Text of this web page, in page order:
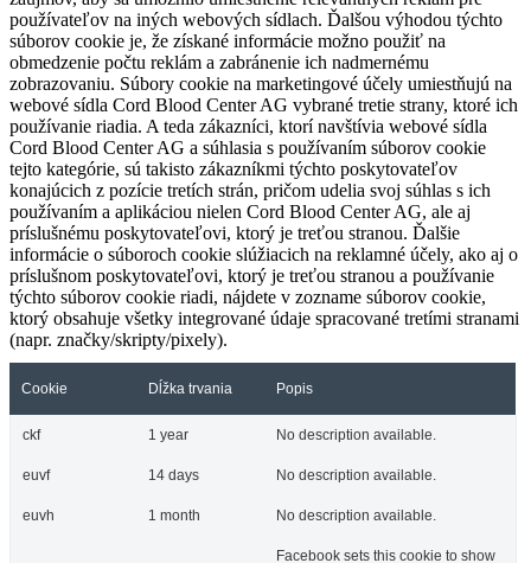
používateľov na iných webových sídlach. Ďalšou výhodou týchto
súborov cookie je, že získané informácie možno použiť na
obmedzenie počtu reklám a zabránenie ich nadmernému
zobrazovaniu. Súbory cookie na marketingové účely umiestňujú na
webové sídla Cord Blood Center AG vybrané tretie strany, ktoré ich
používanie riadia. A teda zákazníci, ktorí navštívia webové sídla
Cord Blood Center AG a súhlasia s používaním súborov cookie
tejto kategórie, sú takisto zákazníkmi týchto poskytovateľov
konajúcich z pozície tretích strán, pričom udelia svoj súhlas s ich
používaním a aplikáciou nielen Cord Blood Center AG, ale aj
príslušnému poskytovateľovi, ktorý je treťou stranou. Ďalšie
informácie o súboroch cookie slúžiacich na reklamné účely, ako aj o
príslušnom poskytovateľovi, ktorý je treťou stranou a používanie
týchto súborov cookie riadi, nájdete v zozname súborov cookie,
ktorý obsahuje všetky integrované údaje spracované tretími stranami
(napr. značky/skripty/pixely).
Cookie Dĺžka trvania Popis
ckf 1 year No description available.
euvf 14 days No description available.
euvh 1 month No description available.
Facebook sets this cookie to show